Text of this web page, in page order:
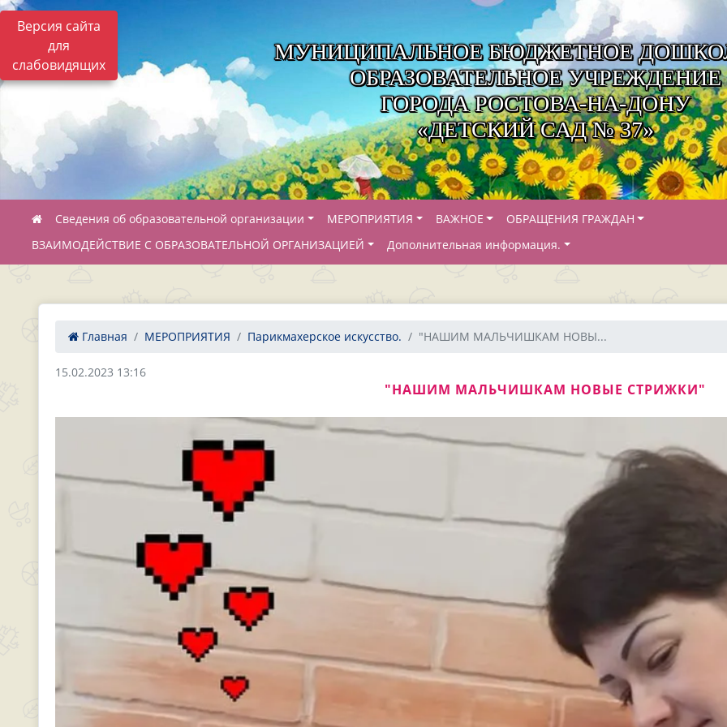
Версия сайта
для
слабовидящих
МУНИЦИПАЛЬНОЕ БЮДЖЕТНОЕ
ОБРАЗОВАТЕЛЬНОЕ УЧРЕЖДЕНИЕ
ГОРОДА РОСТОВА-НА-ДОНУ
«ДЕТСКИЙ САД № 37»
Сведения об образовательной организации МЕРОПРИЯТИЯ ВАЖНОЕ
ОБРАЩЕНИЯ ГРАЖДАН
ВЗАИМОДЕЙСТВИЕ С ОБРАЗОВАТЕЛЬНОЙ ОРГАНИЗАЦИЕЙ
Дополнительная информация.
Главная МЕРОПРИЯТИЯ Парикмахерское искусство. "НАШИМ МАЛЬЧИШКАМ НОВЫ...
15.02.2023 13:16
"НАШИМ МАЛЬЧИШКАМ НОВЫЕ СТРИЖКИ"